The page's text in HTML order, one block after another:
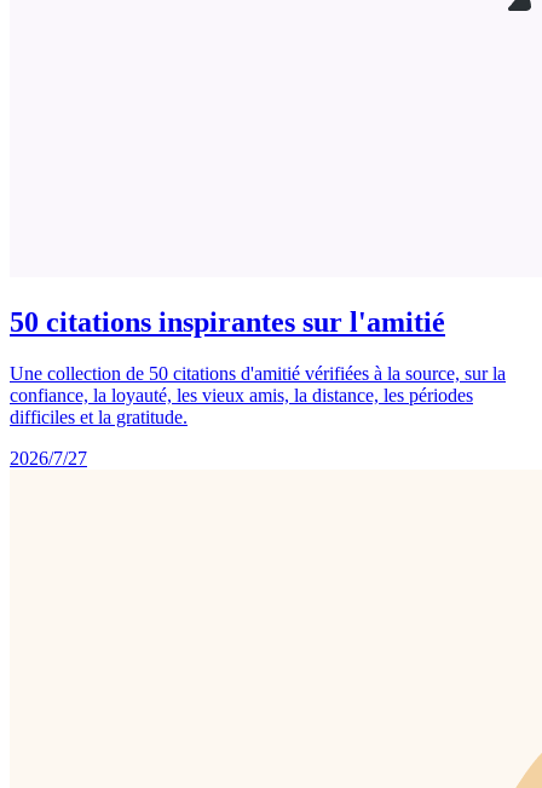
50 citations inspirantes sur l'amitié
Une collection de 50 citations d'amitié vérifiées à la source, sur la
confiance, la loyauté, les vieux amis, la distance, les périodes
difficiles et la gratitude.
2026/7/27